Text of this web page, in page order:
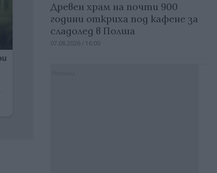
Древен храм на почти 900
години откриха под кафене за
сладолед в Полша
07.08.2026 / 16:00